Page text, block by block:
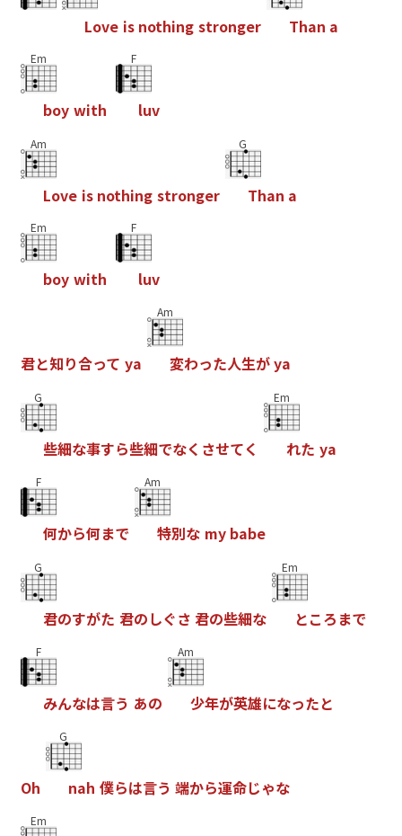
Love is nothing stronger Than a
Em
boy with
F
luv
Am
Love is nothing stronger
G
Than a
Em
boy with
F
luv
君と知り合って ya
Am
変わった人生がya
G
些細な事すら些細でなく させてく
Em
れた ya
F
何から何まで
Am
特別な my babe
G
君のすがた 君のしぐさ 君の些細な
Em
ところ まで
F
みんなは言う あの
Am
少年が英雄になったと
Oh
G
nah 僕らは言う 端から運命じゃな
Em